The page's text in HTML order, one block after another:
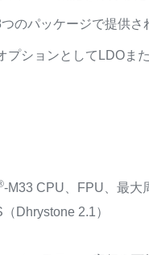
のパッケージで提供さ
プションとしてLDOま
-M33 CPU、FPU、最大
Dhrystone 2.1）